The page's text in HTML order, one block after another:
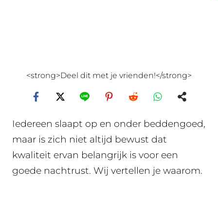
<strong>Deel dit met je vrienden!</strong>
Iedereen slaapt op en onder beddengoed,
maar is zich niet altijd bewust dat
kwaliteit ervan belangrijk is voor een
goede nachtrust. Wij vertellen je waarom.